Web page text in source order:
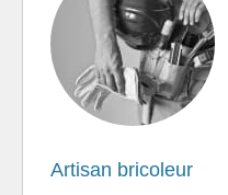
Artisan bricoleur